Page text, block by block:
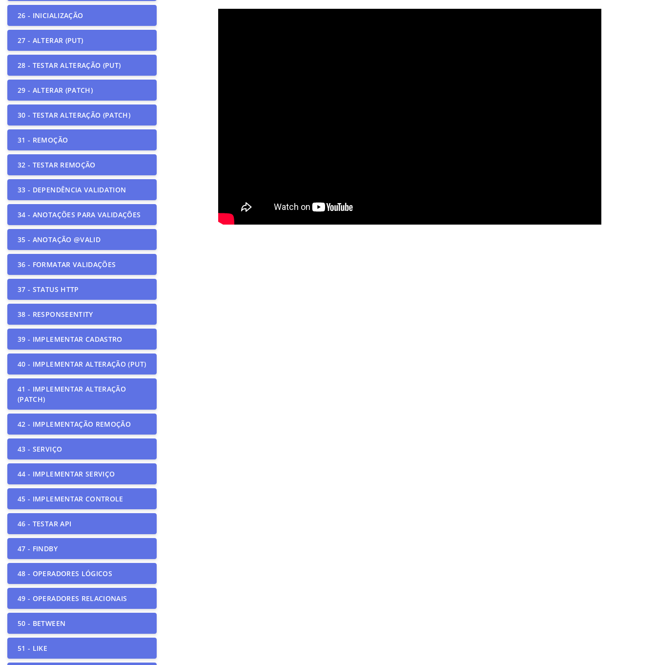
26 - INICIALIZAÇÃO
27 - ALTERAR (PUT)
28 - TESTAR ALTERAÇÃO (PUT)
29 - ALTERAR (PATCH)
30 - TESTAR ALTERAÇÃO (PATCH)
31 - REMOÇÃO
32 - TESTAR REMOÇÃO
33 - DEPENDÊNCIA VALIDATION
34 - ANOTAÇÕES PARA VALIDAÇÕES
35 - ANOTAÇÃO @VALID
36 - FORMATAR VALIDAÇÕES
37 - STATUS HTTP
38 - RESPONSEENTITY
39 - IMPLEMENTAR CADASTRO
40 - IMPLEMENTAR ALTERAÇÃO (PUT)
41 - IMPLEMENTAR ALTERAÇÃO
(PATCH)
42 - IMPLEMENTAÇÃO REMOÇÃO
43 - SERVIÇO
44 - IMPLEMENTAR SERVIÇO
45 - IMPLEMENTAR CONTROLE
46 - TESTAR API
47 - FINDBY
48 - OPERADORES LÓGICOS
49 - OPERADORES RELACIONAIS
50 - BETWEEN
51 - LIKE